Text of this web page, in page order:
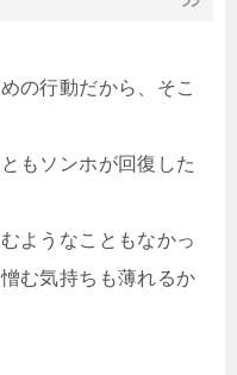
の行動だから、そこ
もソンホが回復した
ようなこともなかっ
む気持ちも薄れるか